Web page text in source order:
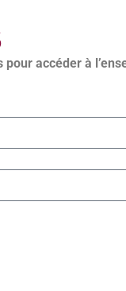
accéder à